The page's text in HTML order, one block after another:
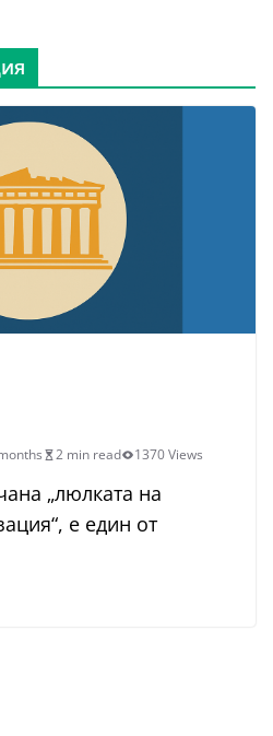
2 min read 1370 Views
„люлката на
е един от